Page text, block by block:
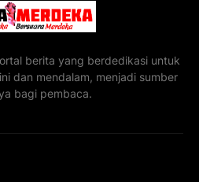
berita yang berdedikasi untuk
dan mendalam, menjadi sumber
bagi pembaca.